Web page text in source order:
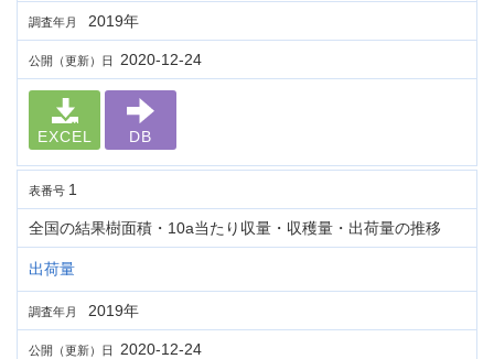
調査年月 2019年
公開（更新）日 2020-12-24
EXCEL DB
表番号 1
全国の結果樹面積・10a当たり収量・収穫量・出荷量の推移
出荷量
調査年月 2019年
公開（更新）日 2020-12-24